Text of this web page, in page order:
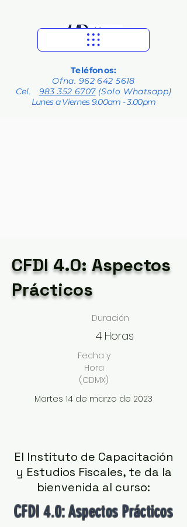
Teléfonos:
Ofna. 962 642 5618
Cel. 983 352 6707(Solo Whatsapp)
Lunes a Viernes 9.00am - 3.00pm
CFDI 4.0: Aspectos
Prácticos
Duración
4 Horas
Fecha y
Hora
(CDMX)
Martes 14 de marzo de 2023
El Instituto de Capacitación
y Estudios Fiscales, te da la
bienvenida al curso:
CFDI 4.0: Aspectos Prácticos